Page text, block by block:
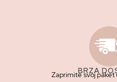
BRZA
Zaprimite svoj paket